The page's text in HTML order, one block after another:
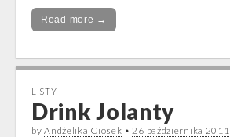
Read more →
LISTY
Drink Jolanty
byAndżelika Ciosek •26 października 2011